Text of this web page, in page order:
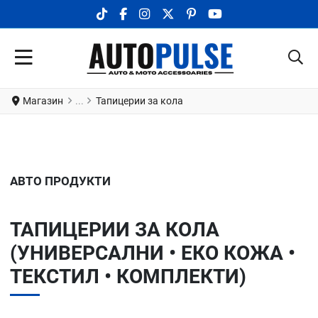
TIKTOK SOCIAL LINK
FACEBOOK SOCIAL LINK
INSTAGRAM SOCIAL LINK
X.COM SOCIAL LINK
PINTEREST SOCIAL LINK
YOUTUBE SOCIAL
Магазин Тапицерии за кола
АВТО ПРОДУКТИ
ТАПИЦЕРИИ ЗА КОЛА
(УНИВЕРСАЛНИ • ЕКО КОЖА •
ТЕКСТИЛ • КОМПЛЕКТИ)